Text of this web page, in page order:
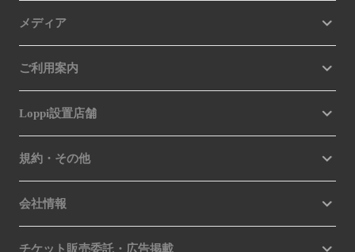
メディア
ご利用案内
Loppi設置店舗
規約・その他
会社情報
チケット販売委託・広告掲載